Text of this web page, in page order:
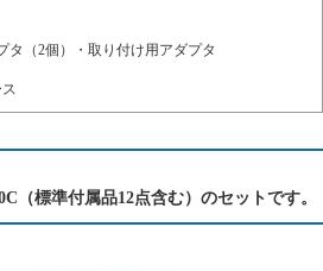
（2個）・取り付け用アダプタ
（標準付属品12点含む）のセットです。